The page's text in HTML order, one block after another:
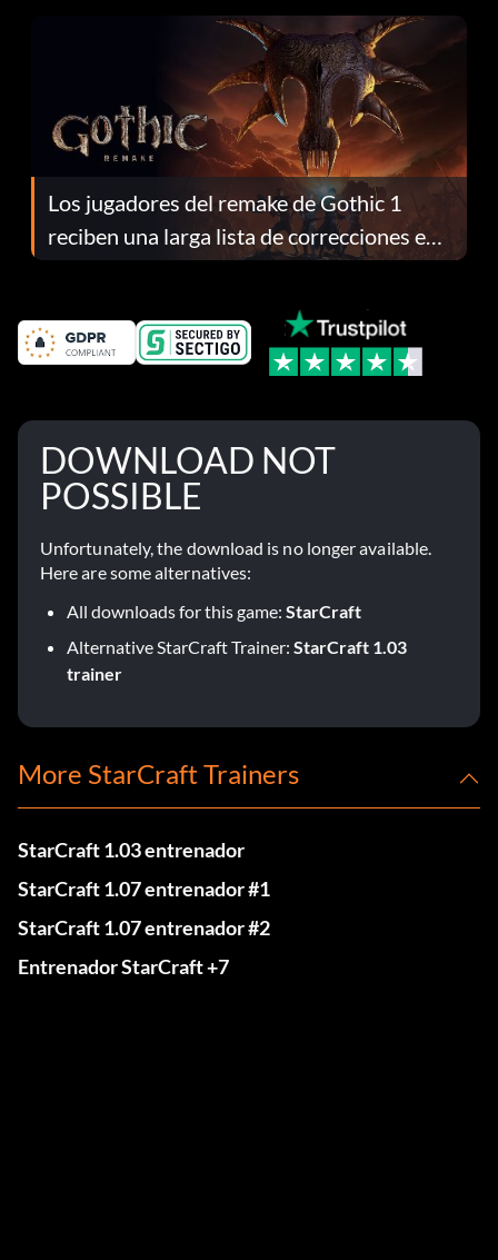
Los jugadores del remake de Gothic 1
reciben una larga lista de correcciones en
el parche 1.0.4
DOWNLOAD NOT
POSSIBLE
Unfortunately, the download is no longer available.
Here are some alternatives:
All downloads for this game: StarCraft
Alternative StarCraft Trainer: StarCraft 1.03
trainer
More StarCraft Trainers
StarCraft 1.03 entrenador
StarCraft 1.07 entrenador #1
StarCraft 1.07 entrenador #2
Entrenador StarCraft +7